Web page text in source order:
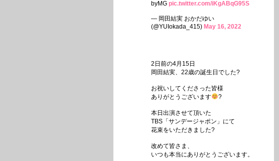
byMG pic.twitter.com/iKgABqG95S
— 岡田結実 おかだゆい
(@YUIokada_415) May 16, 2022
2日前の4月15日
岡田結実、22歳の誕生日でした?
お祝いしてくださった皆様
ありがとうございます
?
本日出演させて頂いた
TBS「サンデージャポン」にて
花束をいただきました?
改めて皆さま、
いつも本当にありがとうございます。